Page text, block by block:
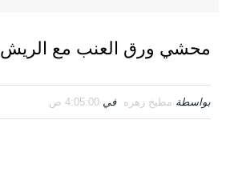
محشي ورق العنب مع الريش
بواسطة مطبخ زهره في 4:05:00 ص